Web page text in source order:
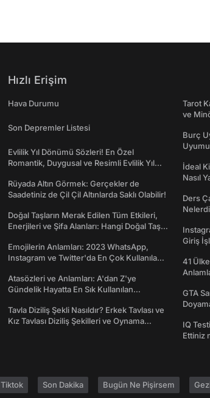
Hızlı Erişim
Hava Durumu
Son Depremler Listesi
Evlilik Yıl Dönümü Sözleri! En Özel
Romantik, Duygusal ve Resimli Evlilik Yıl
Rüyada Altın Görmek: Gerçekler de
Saadetiniz de Çil Çil Altınlarda Saklı Olabilir!
Doğal Taşların Merak Edilen Tüm Etkileri,
Enerjileri ve Şifa Alanları: Hangi Doğal Taş
Emojilerin Anlamları: 2023 WhatsApp,
Instagram ve Twitter'da En Çok Kullanılan
Atasözleri ve Anlamları: A'dan Z'ye
Gündelik Hayatta En Sık Kullanılan
Tavla Diziliş Şekli Nasıldır? Erkek Tavlası ve
Kız Tavlası Diziliş Şekilleri ve Oynama
Tarot
ve
Burç
İdeal
Nasıl
Ders
Giriş
41
GTA
IQ
Ettiniz
Tiktok Son Dakika Bugün Ne Pişirsem